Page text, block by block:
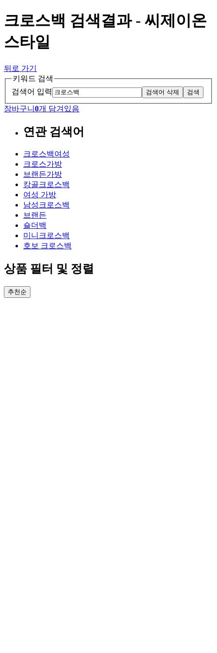
크로스백 검색결과 - 씨제이온
스타일
뒤로 가기
키워드 검색
검색어 입력
검색어 삭제 검색
장바구니 0개 담겨있음
연관 검색어
크로스백여성
크로스가방
브랜든가방
캉골크로스백
여성 가방
남성크로스백
브랜든
숄더백
미니크로스백
호보 크로스백
상품 필터 및 정렬
추천순